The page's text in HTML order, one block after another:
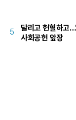
5
달리고 헌혈하고
사회공헌 앞장